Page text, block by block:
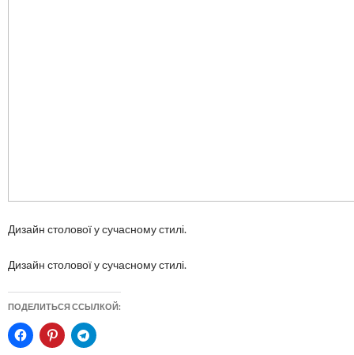
Дизайн столової у сучасному стилі.
Дизайн столової у сучасному стилі.
ПОДЕЛИТЬСЯ ССЫЛКОЙ: